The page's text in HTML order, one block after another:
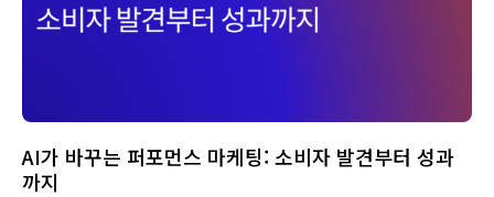
AI가 바꾸는 퍼포먼스 마케팅: 소비자 발견부터 성과
까지